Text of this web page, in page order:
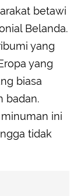
betawi
Belanda.
yang
yang
biasa
badan.
ini
tidak